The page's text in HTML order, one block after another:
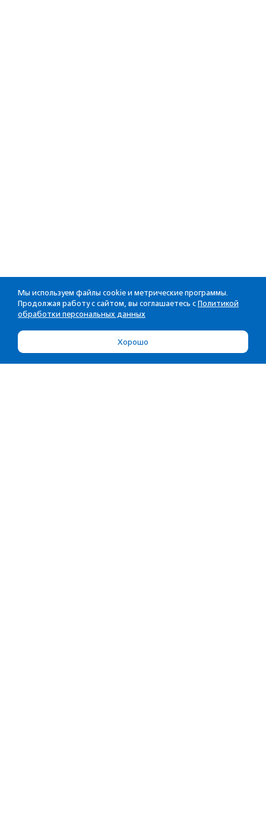
Мы используем файлы cookie и метрические программы.
Продолжая работу с сайтом, вы соглашаетесь с Политикой
обработки персональных данных
Хорошо